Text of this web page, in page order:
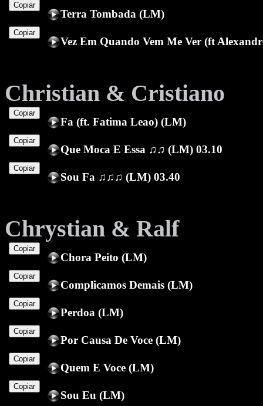
Terra Tombada (LM)
Copiar
Vez Em Quando Vem Me Ver (ft
Copiar
Christian & Cristiano
Fa (ft. Fatima Leao) (LM)
Copiar
Que Moca E Essa ♫♫ (LM) 03.10
Copiar
Sou Fa ♫♫♫ (LM) 03.40
Copiar
Chrystian & Ralf
Chora Peito (LM)
Copiar
Complicamos Demais (LM)
Copiar
Perdoa (LM)
Copiar
Por Causa De Voce (LM)
Copiar
Quem E Voce (LM)
Copiar
Sou Eu (LM)
Copiar